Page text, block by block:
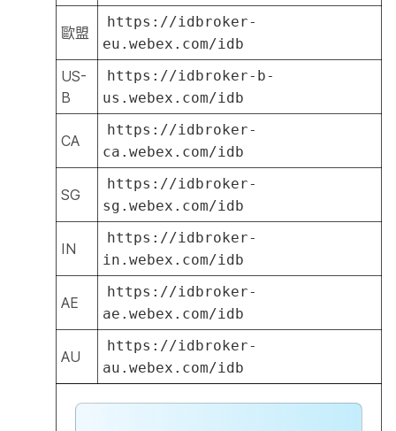
歐盟
https://idbroker-
eu.webex.com/idb
US-
B
https://idbroker-b-
us.webex.com/idb
CA
https://idbroker-
ca.webex.com/idb
SG
https://idbroker-
sg.webex.com/idb
IN
https://idbroker-
in.webex.com/idb
AE
https://idbroker-
ae.webex.com/idb
AU
https://idbroker-
au.webex.com/idb